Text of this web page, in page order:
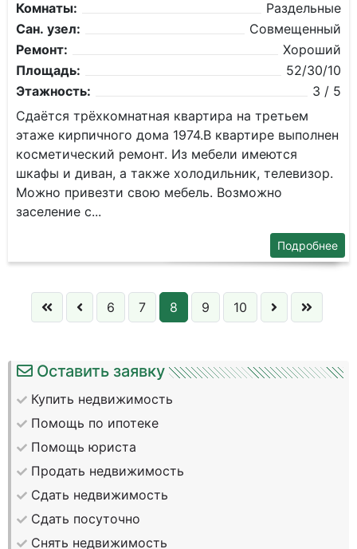
Комнаты:
Раздельные
Сан. узел:
Совмещенный
Ремонт:
Хороший
Площадь:
52/30/10
Этажность:
3 / 5
Сдаётся трёхкомнатная квартира на третьем
этаже кирпичного дома 1974.В квартире выполнен
косметический ремонт. Из мебели имеются
шкафы и диван, а также холодильник, телевизор.
Можно привезти свою мебель. Возможно
заселение с...
Подробнее
6 7 8 9 10
Оставить заявку
Купить недвижимость
Помощь по ипотеке
Помощь юриста
Продать недвижимость
Сдать недвижимость
Сдать посуточно
Снять недвижимость